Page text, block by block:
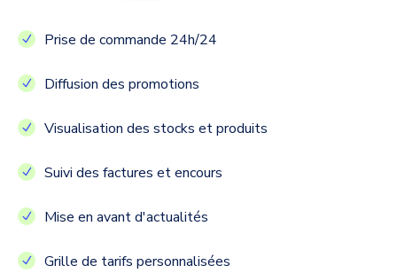
Prise de commande 24h/24
Diffusion des promotions
Visualisation des stocks et produits
Suivi des factures et encours
Mise en avant d'actualités
Grille de tarifs personnalisées